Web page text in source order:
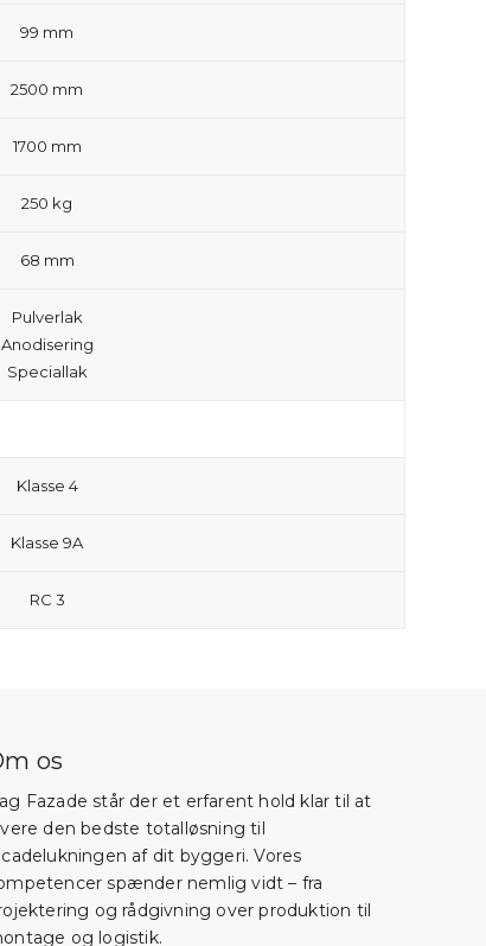
99 mm
2500 mm
1700 mm
250 kg
68 mm
Pulverlak
Anodisering
Speciallak
Klasse 4
Klasse 9A
RC 3
os
Fazade står der et erfarent hold klar til at
den bedste totalløsning til
af dit byggeri. Vores
spænder nemlig vidt – fra
og rådgivning over produktion til
og logistik.